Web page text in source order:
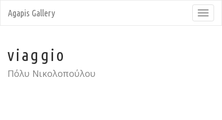
Agapis Gallery
viaggio
Πόλυ Νικολοπούλου